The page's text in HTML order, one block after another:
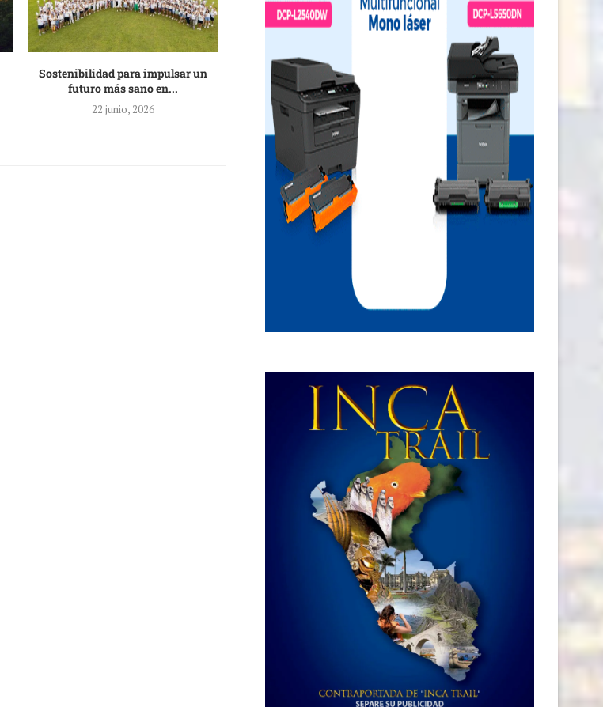
Sostenibilidad para impulsar un
futuro más sano en...
22 junio, 2026
Austral Group consolida avances en
sostenibilidad con foco...
1 junio, 2026
Construir un mundo
resiliente: ESET
presenta...
1 junio, 2026